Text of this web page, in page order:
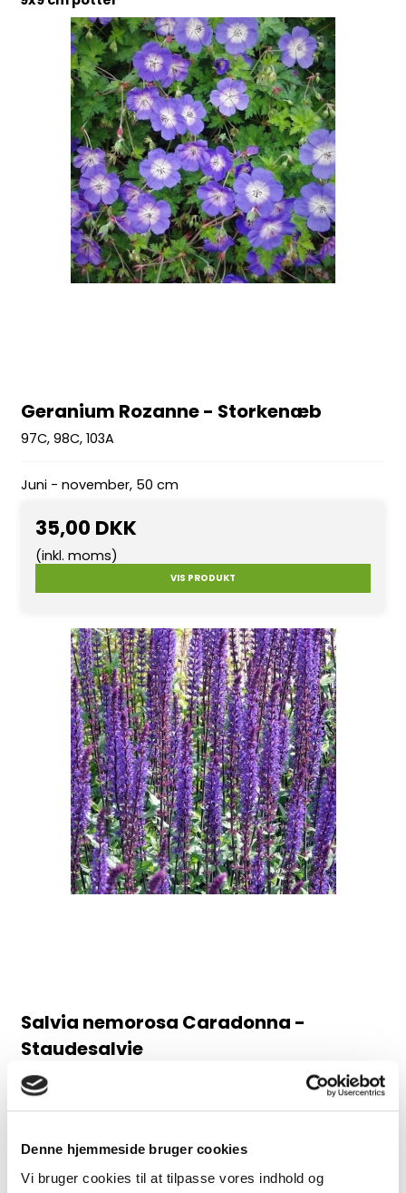
Denne hjemmeside bruger cookies
Vi bruger cookies til at tilpasse vores indhold og
Geranium Rozanne - Storkenæb
97C, 98C, 103A
Juni - november, 50 cm
35,00 DKK
(inkl. moms)
VIS PRODUKT
Salvia nemorosa Caradonna -
Staudesalvie
98AB
30,00 DKK